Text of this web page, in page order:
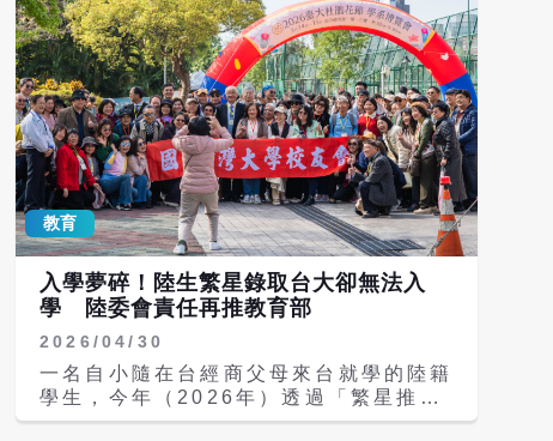
石崇良宣布，包含原型油品及使用問題油
含量20%以上的加工製品，均須於今（6
日）午夜前完成預防性下架；對此，媒體
人董智森對此狠批，過去頂新因台商身份
被「往死裡打」，如今中聯毒油直接致
癌，政府卻一再護航。 媒體人董智森昨
日在政論節目中直言，中聯油脂與當年的
頂新地溝油事件相比，本質上更為惡劣，
「頂新跟現在中聯，兩者最大的不同在
哪？頂新是台商，台商要往死裡打！」當
年抹黑馬英九收頂新錢的人，後來在法律
上都被告到賠錢。 董智森痛批，頂新當
年是用越南的油，大家覺得不乾淨；但現
在中聯的狀況是「致癌物超標4倍」，危
險程度完全不同。如今政府的處理方式之
所以扭扭捏捏、甚至一度蓋牌，差別就在
於政治顏色與頂新的台商背景。 董智森
教育
入學夢碎！陸生繁星錄取台大卻無法入
學 陸委會責任再推教育部
2026/04/30
一名自小隨在台經商父母來台就學的陸籍
學生，今年（2026年）透過「繁星推
薦」錄取台大，卻因年滿18歲後不具備